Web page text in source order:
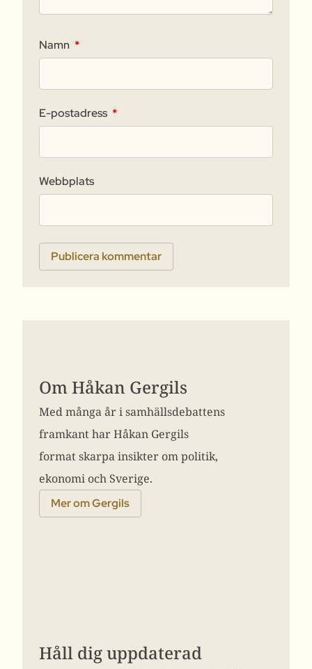
Namn *
E-postadress *
Webbplats
Om Håkan Gergils
Med många år i samhällsdebattens
framkant har Håkan Gergils
format skarpa insikter om politik,
ekonomi och Sverige.
Mer om Gergils
Håll dig uppdaterad